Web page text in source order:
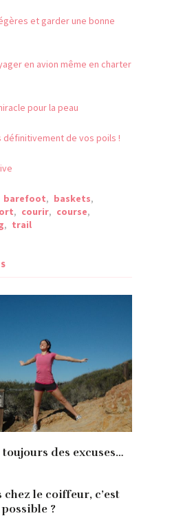
et garder une bonne
en avion même en charter
pour la peau
définitivement de vos poils !
barefoot, baskets,
, courir, course,
, trail
toujours des excuses…
le coiffeur, c’est
possible ?